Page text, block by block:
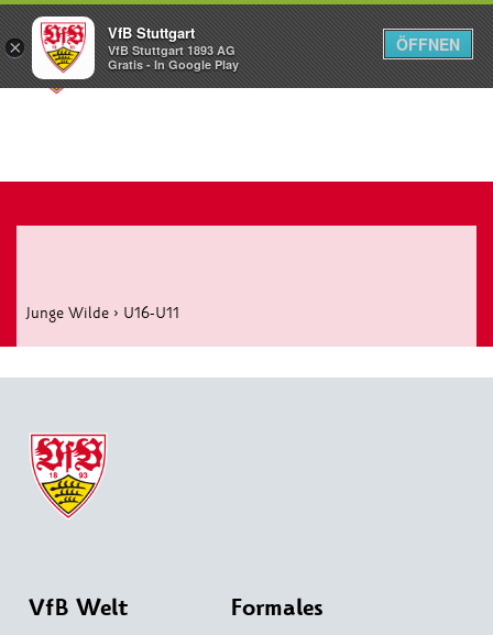
Menü
Junge Wilde › U16-U11
VfB Welt Formales
×
VfB Stuttgart
VfB Stuttgart 1893 AG
Gratis - In Google Play
ÖFFNEN